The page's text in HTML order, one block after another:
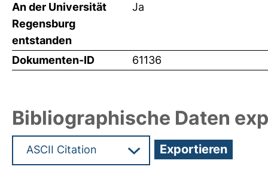
An der Universität
Regensburg
entstanden
Ja
Dokumenten-ID 61136
Bibliographische Daten